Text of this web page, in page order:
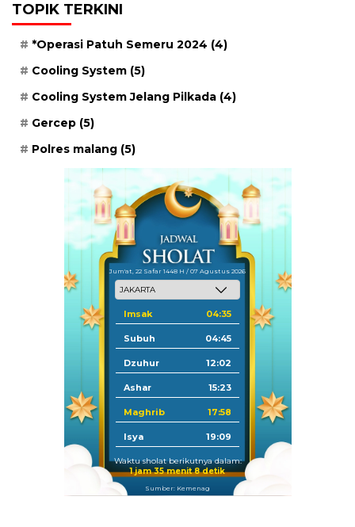
TOPIK TERKINI
*Operasi Patuh Semeru 2024 (4)
Cooling System (5)
Cooling System Jelang Pilkada (4)
Gercep (5)
Polres malang (5)
Jum'at, 22 Safar 1448 H / 07 Agustus 2026
Imsak 04:35
Subuh 04:45
Dzuhur 12:02
Ashar 15:23
Maghrib 17:58
Isya 19:09
Waktu sholat berikutnya dalam:
1 jam 35 menit 7 detik
Sumber: Kemenag